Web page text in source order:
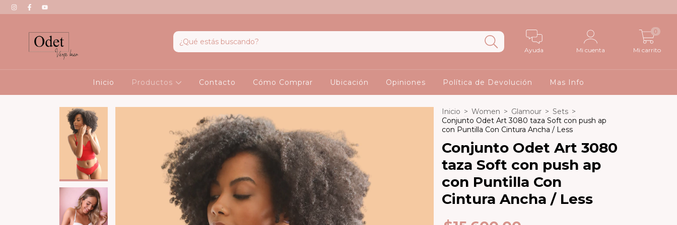
Ayuda Mi cuenta Mi carrito
0
Inicio Productos Contacto Cómo Comprar Ubicación Opiniones Política de Devolución Mas Info
Inicio > Women > Glamour > Sets >
Conjunto Odet Art 3080 taza Soft con push ap
con Puntilla Con Cintura Ancha / Less
Conjunto Odet Art 3080
taza Soft con push ap
con Puntilla Con
Cintura Ancha / Less